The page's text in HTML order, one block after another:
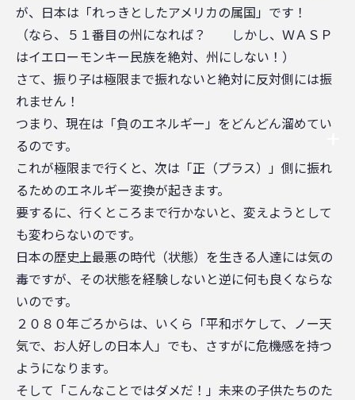
が、日本は「れっきとしたアメリカの属国」です！
（なら、５１番目の州になれば？ しかし、ＷＡＳＰ
はイエローモンキー民族を絶対、州にしない！）
さて、振り子は極限まで振れないと絶対に反対側には振
れません！
つまり、現在は「負のエネルギー」をどんどん溜めてい
るのです。
これが極限まで行くと、次は「正（プラス）」側に振れ
るためのエネルギー変換が起きます。
要するに、行くところまで行かないと、変えようとして
も変わらないのです。
日本の歴史上最悪の時代（状態）を生きる人達には気の
毒ですが、その状態を経験しないと逆に何も良くならな
いのです。
２０８０年ごろからは、いくら「平和ボケして、ノー天
気で、お人好しの日本人」でも、さすがに危機感を持つ
ようになります。
そして「こんなことではダメだ！」未来の子供たちのた